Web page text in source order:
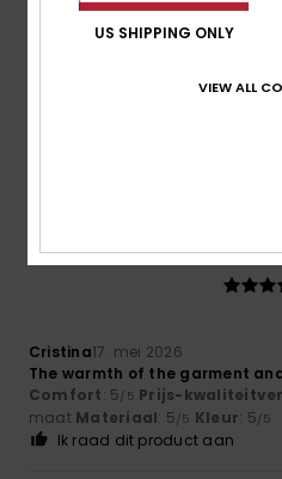
5
Cristina17. mei 2026
The warmth of the garment
Comfort: 5/5 Prijs-
maat Materiaal: 5/5 Kleur: 5/5
Ik raad dit product aan
US SHIPPING ONLY
VIEW ALL